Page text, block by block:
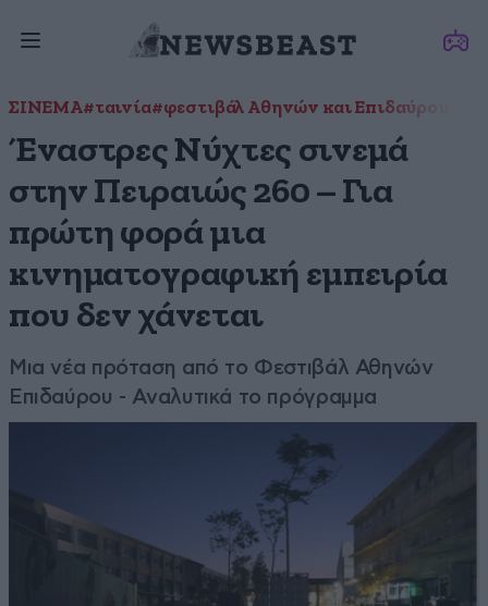
ΣΙΝΕΜΑ#ταινία#φεστιβάλ Αθηνών και Επιδαύρου
Έναστρες Νύχτες σινεμά
στην Πειραιώς 260 – Για
πρώτη φορά μια
κινηματογραφική εμπειρία
που δεν χάνεται
Μια νέα πρόταση από το Φεστιβάλ Αθηνών
Επιδαύρου - Αναλυτικά το πρόγραμμα